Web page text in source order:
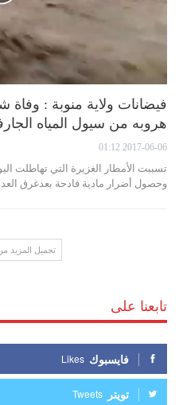
فيضانات ولاية منوبة :
هروبه من سيول المياه
2017-06-06 01:12
تسببت الأمطار الغزيرة التي تهاطلت
وحصول أضرار مادية فادحة بعدغرق
تحميل المزيد
تابعنا على
فايسبوك Likes
تويتر Tweets